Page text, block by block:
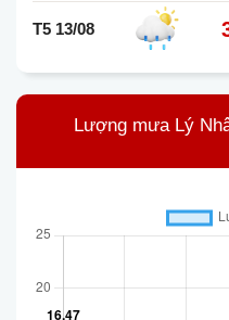
T5 13/08
Lượng mưa Lý